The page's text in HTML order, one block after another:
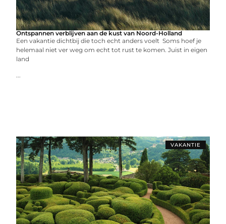
Ontspannen verblijven aan de kust van Noord-Holland
Een vakantie dichtbij die toch echt anders voelt Soms hoef je
helemaal niet ver weg om echt tot rust te komen. Juist in eigen
land
...
VAKANTIE